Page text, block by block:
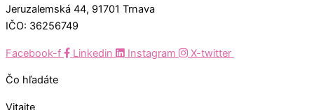
Jeruzalemská 44, 91701 Trnava
IČO: 36256749
Facebook-f Linkedin Instagram X-twitter
Čo hľadáte
Vitajte